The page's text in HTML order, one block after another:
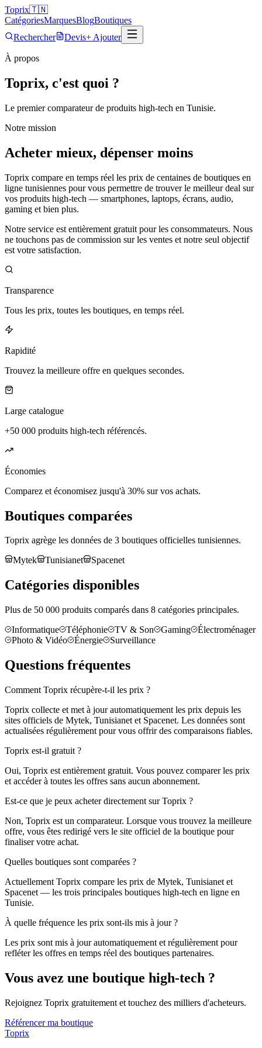
Toprix🇹🇳
CatégoriesMarquesBlogBoutiques
Rechercher
Devis+ Ajouter
À propos
Toprix, c'est quoi ?
Le premier comparateur de produits high-tech en Tunisie.
Notre mission
Acheter mieux, dépenser moins
Toprix compare en temps réel les prix de centaines de boutiques en
ligne tunisiennes pour vous permettre de trouver le meilleur deal sur
vos produits high-tech — smartphones, laptops, écrans, audio,
gaming et bien plus.
Notre service est entièrement gratuit pour les consommateurs. Nous
ne touchons pas de commission sur les ventes et notre seul objectif
est votre satisfaction.
Transparence
Tous les prix, toutes les boutiques, en temps réel.
Rapidité
Trouvez la meilleure offre en quelques secondes.
Large catalogue
+50 000 produits high-tech référencés.
Économies
Comparez et économisez jusqu'à 30% sur vos achats.
Boutiques comparées
Toprix agrège les données de 3 boutiques officielles tunisiennes.
Mytek
Tunisianet Spacenet
Catégories disponibles
Plus de 50 000 produits comparés dans 8 catégories principales.
Informatique
Téléphonie TV & Son Gaming
Électroménager
Photo & Vidéo
Énergie Surveillance
Questions fréquentes
Comment Toprix récupère-t-il les prix ?
Toprix collecte et met à jour automatiquement les prix depuis les
sites officiels de Mytek, Tunisianet et Spacenet. Les données sont
actualisées régulièrement pour vous offrir des comparaisons fiables.
Toprix est-il gratuit ?
Oui, Toprix est entièrement gratuit. Vous pouvez comparer les prix
et accéder à toutes les offres sans aucun abonnement.
Est-ce que je peux acheter directement sur Toprix ?
Non, Toprix est un comparateur. Lorsque vous trouvez la meilleure
offre, vous êtes redirigé vers le site officiel de la boutique pour
finaliser votre achat.
Quelles boutiques sont comparées ?
Actuellement Toprix compare les prix de Mytek, Tunisianet et
Spacenet — les trois principales boutiques high-tech en ligne en
Tunisie.
À quelle fréquence les prix sont-ils mis à jour ?
Les prix sont mis à jour automatiquement et régulièrement pour
refléter les offres en temps réel des boutiques partenaires.
Vous avez une boutique high-tech ?
Rejoignez Toprix gratuitement et touchez des milliers d'acheteurs.
Référencer ma boutique
Toprix